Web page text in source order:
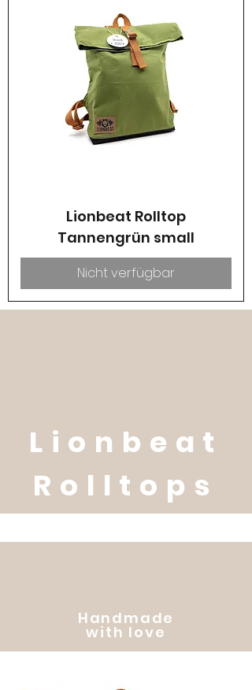
Lionbeat Rolltop
Tannengrün small
Nicht verfügbar
Lionbeat
Rolltops
Handmade
with love